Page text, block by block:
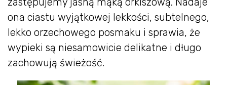
ona ciastu wyjątkowej lekkości, subtelnego,
lekko orzechowego posmaku i sprawia, że
wypieki są niesamowicie delikatne i długo
zachowują świeżość.